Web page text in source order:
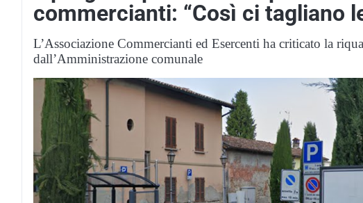
commercianti: “Così ci tagliano
L’Associazione Commercianti ed Esercenti ha criticato la
dall’Amministrazione comunale